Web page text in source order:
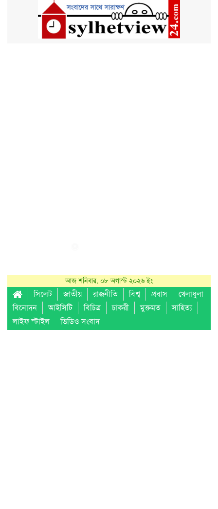
আজ শনিবার, ০৮ অগাস্ট ২০২৬ ইং
সিলেট জাতীয় রাজনীতি বিশ্ব প্রবাস
খেলাধুলা
বিনোদন
আইসিটি বিচিত্র চাকরী মুক্তমত
সাহিত্য
লাইফ স্টাইল
ভিডিও সংবাদ